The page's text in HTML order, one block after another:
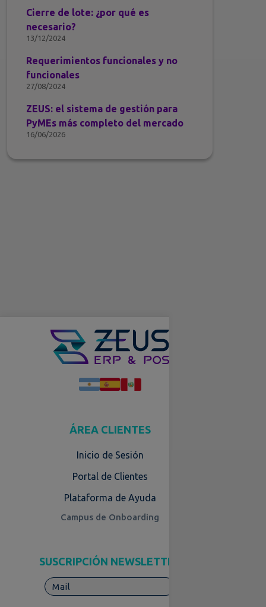
Cierre de lote: ¿por qué es
necesario?
13/12/2024
Requerimientos funcionales y no
funcionales
27/08/2024
ZEUS: el sistema de gestión para
PyMEs más completo del mercado
16/06/2026
ÁREA CLIENTES
Inicio de Sesión
Portal de Clientes
Plataforma de Ayuda
Campus de Onboarding
SUSCRIPCIÓN NEWSLETTER